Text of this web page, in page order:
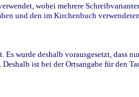
wobei mehrere
und den im Kirchenbuch
wurde deshalb vorausgesetzt,
ist bei der Ortsangabe für den